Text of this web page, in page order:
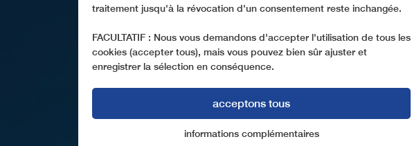
traitement jusqu'à la révocation d'un consentement reste inchangée.
FACULTATIF : Nous vous demandons d'accepter l'utilisation de tous les
cookies (accepter tous), mais vous pouvez bien sûr ajuster et
enregistrer la sélection en conséquence.
acceptons tous
cookies essentiels Marketing
informations complémentaires